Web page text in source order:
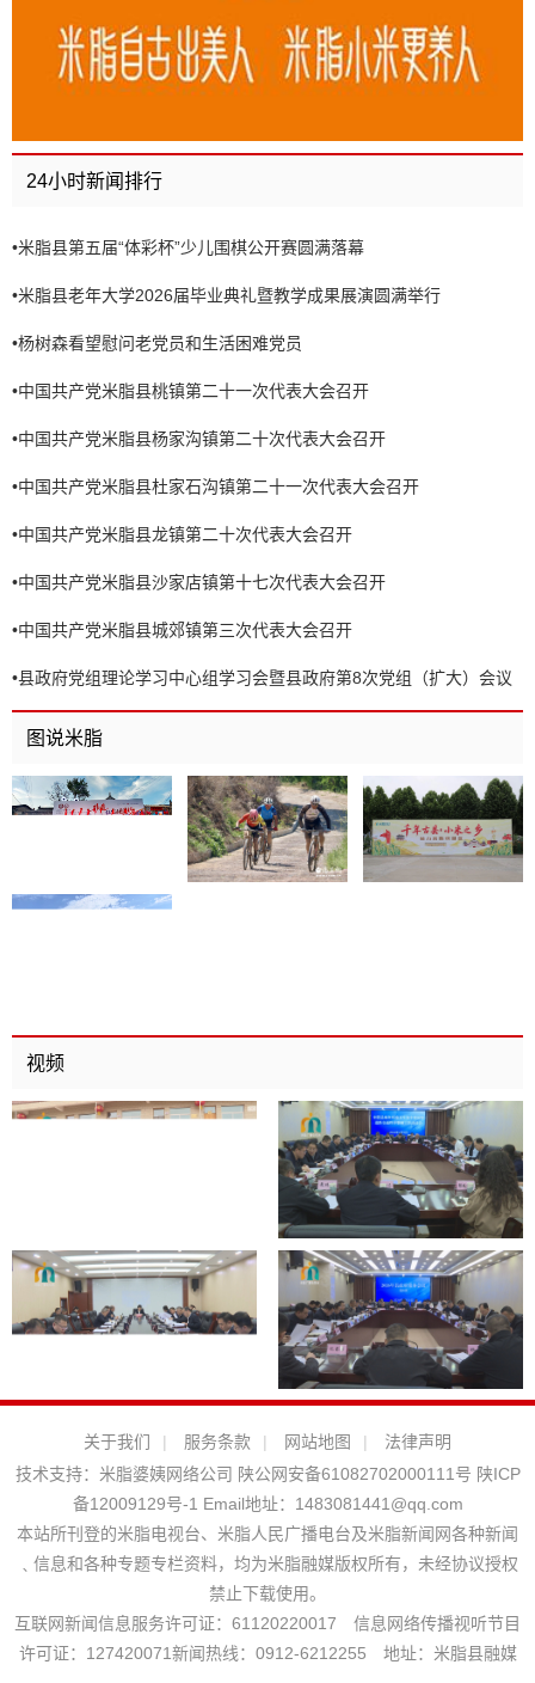
24小时新闻排行
•米脂县第五届“体彩杯”少儿围棋公开赛圆满落幕
•米脂县老年大学2026届毕业典礼暨教学成果展演圆满举行
•杨树森看望慰问老党员和生活困难党员
•中国共产党米脂县桃镇第二十一次代表大会召开
•中国共产党米脂县杨家沟镇第二十次代表大会召开
•中国共产党米脂县杜家石沟镇第二十一次代表大会召开
•中国共产党米脂县龙镇第二十次代表大会召开
•中国共产党米脂县沙家店镇第十七次代表大会召开
•中国共产党米脂县城郊镇第三次代表大会召开
•县政府党组理论学习中心组学习会暨县政府第8次党组（扩大）会议
召开
图说米脂
视频
关于我们 | 服务条款 | 网站地图 |
法律声明
技术支持： 米脂婆姨网络公司 陕公网安备61082702000111号 陕ICP
备12009129号-1 Email地址： 1483081441@qq.com
本站所刊登的米脂电视台、米脂人民广播电台及米脂新闻网各种新闻
﹑信息和各种专题专栏资料，均为米脂融媒版权所有，未经协议授权
禁止下载使用。
互联网新闻信息服务许可证：61120220017 信息网络传播视听节目
许可证：127420071新闻热线：0912-6212255 地址：米脂县融媒